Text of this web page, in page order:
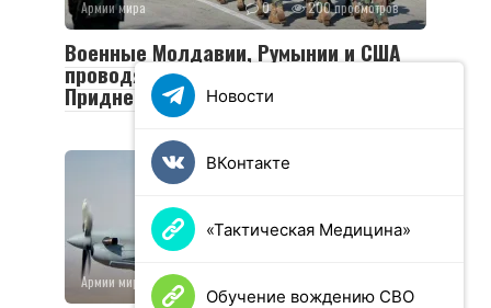
Армии мира 0 200 просмотров
Военные Молдавии, Румынии и США
проводят учения вблизи
Приднестровья
Армии мира
Новости
ВКонтакте
«Тактическая Медицина»
Обучение вождению СВО